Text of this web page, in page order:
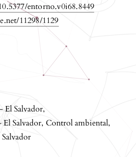
El Salvador,
Salvador, Control ambiental,
entorno.v0i68.8449
11298/1129